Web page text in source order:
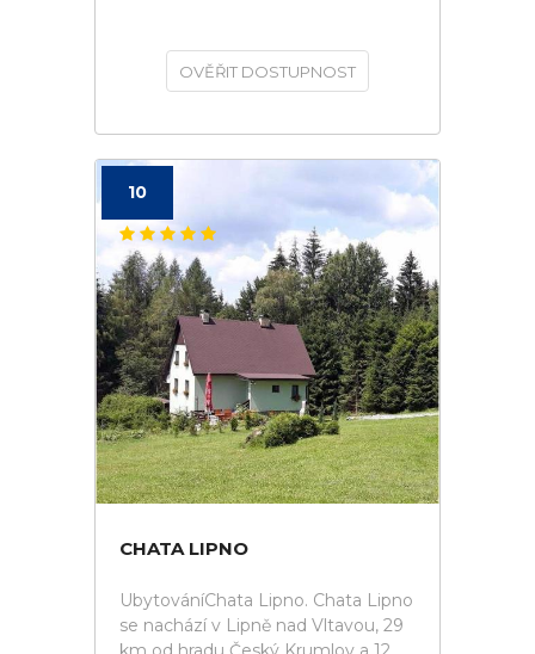
OVĚŘIT DOSTUPNOST
10
CHATA LIPNO
UbytováníChata Lipno. Chata Lipno
se nachází v Lipně nad Vltavou, 29